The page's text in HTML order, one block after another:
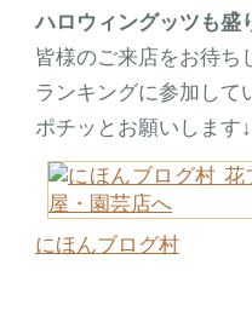
ハロウィングッツも盛
皆様のご来店をお待
ランキングに参加して
ポチッとお願いします↓
にほんブログ村